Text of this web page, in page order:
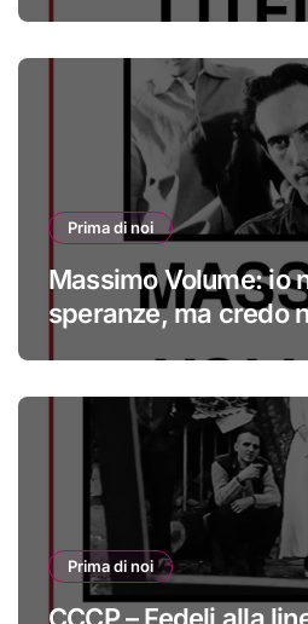
Prima di noi
Massimo Volume: io
speranze, ma credo
Prima di noi